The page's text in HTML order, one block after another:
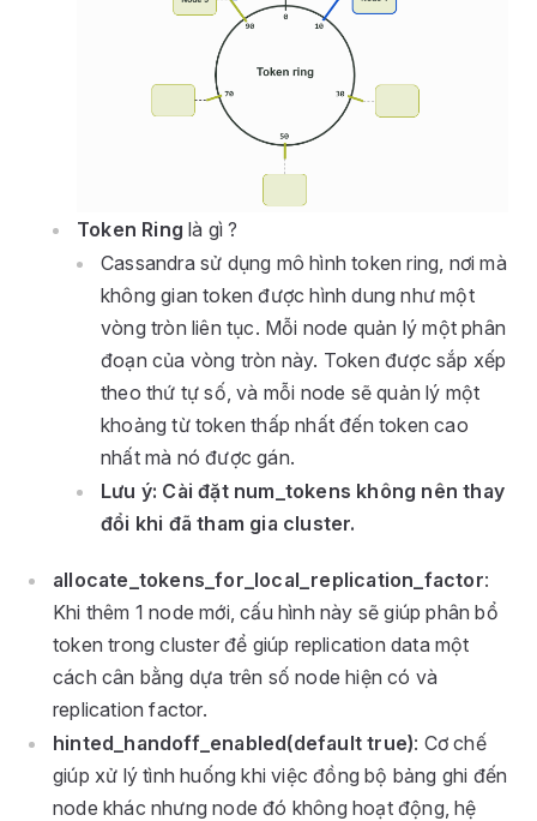
Token Ring là gì ?
Cassandra sử dụng mô hình token ring, nơi mà
không gian token được hình dung như một
vòng tròn liên tục. Mỗi node quản lý một phân
đoạn của vòng tròn này. Token được sắp xếp
theo thứ tự số, và mỗi node sẽ quản lý một
khoảng từ token thấp nhất đến token cao
nhất mà nó được gán.
Lưu ý: Cài đặt num_tokens không nên thay
đổi khi đã tham gia cluster.
allocate_tokens_for_local_replication_factor:
Khi thêm 1 node mới, cấu hình này sẽ giúp phân bổ
token trong cluster để giúp replication data một
cách cân bằng dựa trên số node hiện có và
replication factor.
hinted_handoff_enabled(default true): Cơ chế
giúp xử lý tình huống khi việc đồng bộ bảng ghi đến
node khác nhưng node đó không hoạt động, hệ